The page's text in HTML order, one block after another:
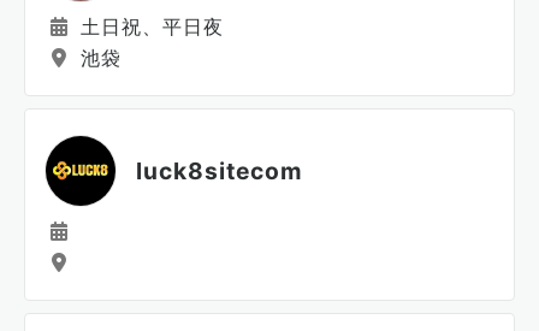
土日祝、平日夜
池袋
luck8sitecom